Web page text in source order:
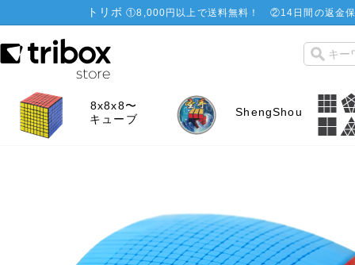
トリボ ①8,000円以上で送料無料！ ②14日間の返金
8x8x8〜
キューブ
ShengShou